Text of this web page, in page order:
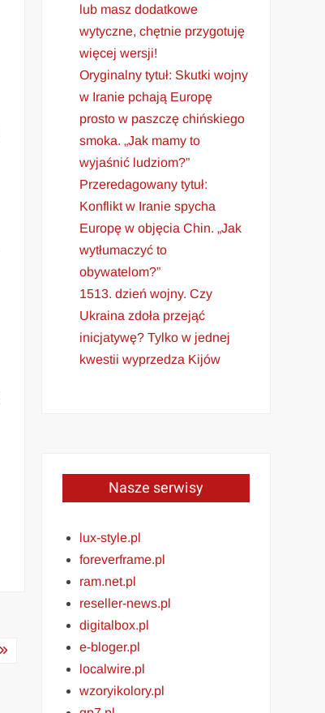
lub masz dodatkowe
wytyczne, chętnie przygotuję
więcej wersji!
Oryginalny tytuł: Skutki wojny
w Iranie pchają Europę
prosto w paszczę chińskiego
smoka. „Jak mamy to
wyjaśnić ludziom?”
Przeredagowany tytuł:
Konflikt w Iranie spycha
Europę w objęcia Chin. „Jak
wytłumaczyć to
obywatelom?”
1513. dzień wojny. Czy
Ukraina zdoła przejąć
inicjatywę? Tylko w jednej
kwestii wyprzedza Kijów
Nasze serwisy
lux-style.pl
foreverframe.pl
ram.net.pl
reseller-news.pl
digitalbox.pl
e-bloger.pl
localwire.pl
wzoryikolory.pl